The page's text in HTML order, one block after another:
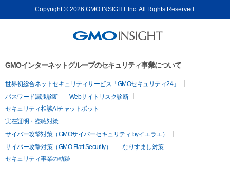
Copyright © 2026 GMO INSIGHT Inc. All Rights Reserved.
GMOインターネットグループのセキュリティ事業について
世界初総合ネットセキュリティサービス「GMOセキュリティ24」
パスワード漏洩診断
Webサイトリスク診断
セキュリティ相談AIチャットボット
実在証明・盗聴対策
サイバー攻撃対策（GMOサイバーセキュリティ byイエラエ）
サイバー攻撃対策（GMO Flatt Security）
なりすまし対策
セキュリティ事業の軌跡